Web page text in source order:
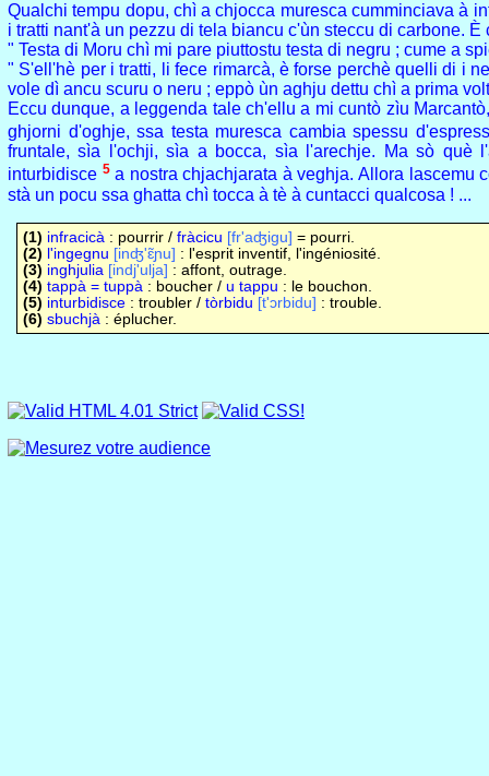
Qualchi tempu dopu, chì a chjocca muresca cumminciava à
i tratti nant'à un pezzu di tela biancu c'ùn steccu di carbone.
" Testa di Moru chì mi pare piuttostu testa di negru ; cume a
" S'ell'hè per i tratti, li fece rimarcà, è forse perchè quelli di i
vole dì ancu scuru o neru ; eppò ùn aghju dettu chì a prima
Eccu dunque, a leggenda tale ch'ellu a mi cuntò zìu
ghjorni d'oghje, ssa testa muresca cambia spessu
fruntale, sìa l'ochji, sìa a bocca, sìa l'arechje. Ma sò què
inturbidisce 5a nostra chjachjarata à veghja. Allora lascemu
stà un pocu ssa ghatta chì tocca à tè à cuntacci qualcosa ! ...
(1) infracicà : pourrir / fràcicu [fr'aʤigu] = pourri.
(2) l'ingegnu [inʤ'ɛ̃ɲu] : l'esprit inventif, l'ingéniosité.
(3) inghjulia [indj'ulja] : affont, outrage.
(4) tappà = tuppà : boucher / u tappu : le bouchon.
(5) inturbidisce: troubler / tòrbidu [t'ɔrbidu] : trouble.
(6) sbuchjà : éplucher.